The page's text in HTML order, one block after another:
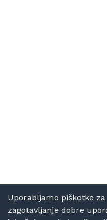
Uporabljamo piškotke za
zagotavljanje dobre